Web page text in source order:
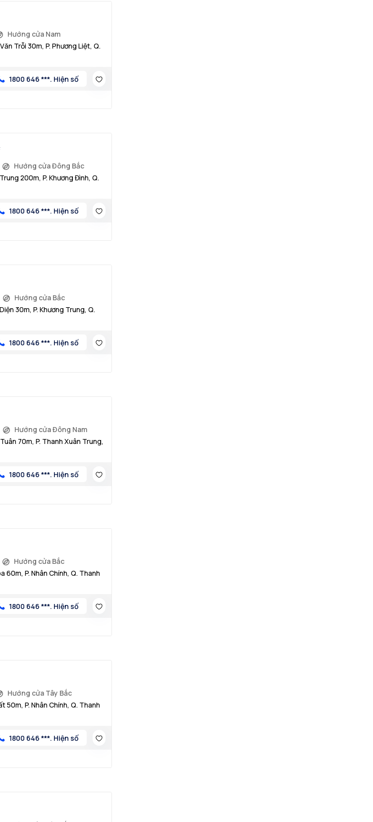
Hướng cửa Nam
Trỗi 30m, P. Phương Liệt, Q.
1800 646 ***. Hiện số
Hướng cửa Đông Bắc
200m, P. Khương Đình, Q.
1800 646 ***. Hiện số
Hướng cửa Bắc
30m, P. Khương Trung, Q.
1800 646 ***. Hiện số
Hướng cửa Đông Nam
70m, P. Thanh Xuân Trung,
1800 646 ***. Hiện số
Hướng cửa Bắc
60m, P. Nhân Chính, Q. Thanh
1800 646 ***. Hiện số
Hướng cửa Tây Bắc
50m, P. Nhân Chính, Q. Thanh
1800 646 ***. Hiện số